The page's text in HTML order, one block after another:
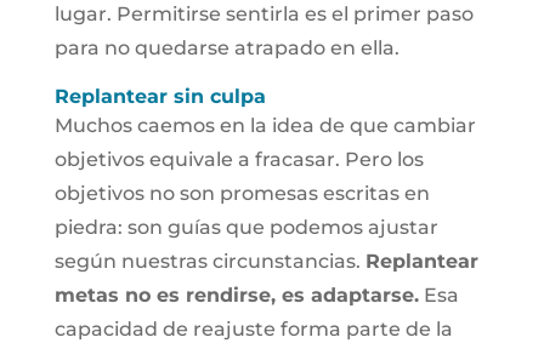
lugar. Permitirse sentirla es el primer paso
para no quedarse atrapado en ella.
Replantear sin culpa
Muchos caemos en la idea de que cambiar
objetivos equivale a fracasar. Pero los
objetivos no son promesas escritas en
piedra: son guías que podemos ajustar
según nuestras circunstancias. Replantear
metas no es rendirse, es adaptarse.Esa
capacidad de reajuste forma parte de la